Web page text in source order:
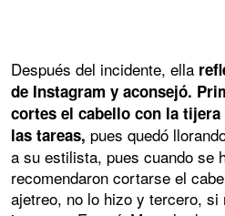
Después del incidente, ella
de Instagram y aconsejó.
cortes el cabello con la
las tareas, pues quedó
a su estilista, pues cuando se
recomendaron cortarse el
ajetreo, no lo hizo y tercero, si